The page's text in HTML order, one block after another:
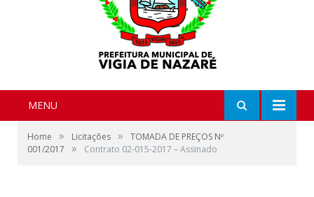
MENU
Home » Licitações »
TOMADA DE PREÇOS Nº
001/2017
» Contrato 02-015-2017 – Assinado